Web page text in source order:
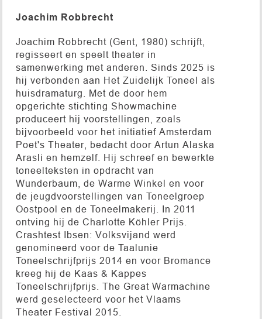
Joachim Robbrecht
Joachim Robbrecht (Gent, 1980) schrijft,
regisseert en speelt theater in
samenwerking met anderen. Sinds 2025 is
hij verbonden aan Het Zuidelijk Toneel als
huisdramaturg. Met de door hem
opgerichte stichting Showmachine
produceert hij voorstellingen, zoals
bijvoorbeeld voor het initiatief Amsterdam
Poet's Theater, bedacht door Artun Alaska
Arasli en hemzelf. Hij schreef en bewerkte
toneelteksten in opdracht van
Wunderbaum, de Warme Winkel en voor
de jeugdvoorstellingen van Toneelgroep
Oostpool en de Toneelmakerij. In 2011
ontving hij de Charlotte Köhler Prijs.
Crashtest Ibsen: Volksvijand werd
genomineerd voor de Taalunie
Toneelschrijfprijs 2014 en voor Bromance
kreeg hij de Kaas & Kappes
Toneelschrijfprijs. The Great Warmachine
werd geselecteerd voor het Vlaams
Theater Festival 2015.